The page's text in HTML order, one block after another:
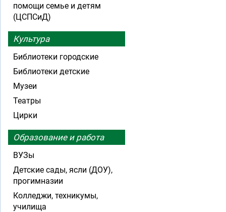
помощи семье и детям
(ЦСПСиД)
Культура
Библиотеки городские
Библиотеки детские
Музеи
Театры
Цирки
Образование и работа
ВУЗы
Детские сады, ясли (ДОУ),
прогимназии
Колледжи, техникумы,
училища